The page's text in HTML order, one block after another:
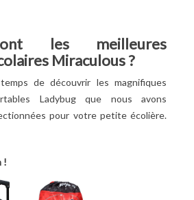
les meilleures
Miraculous?
de découvrir les magnifiques
Ladybug que nous avons
pour votre petite écolière.
!